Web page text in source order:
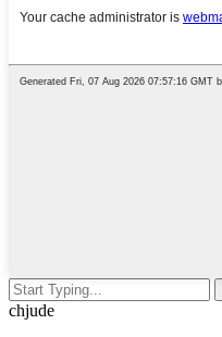
chjude